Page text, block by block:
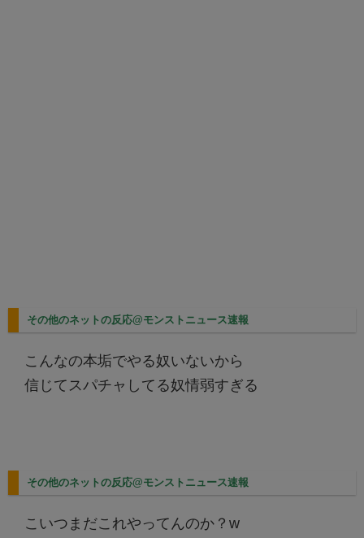
その他のネットの反応@モンストニュース速報
こんなの本垢でやる奴いないから
信じてスパチャしてる奴情弱すぎる
その他のネットの反応@モンストニュース速報
こいつまだこれやってんのか？w